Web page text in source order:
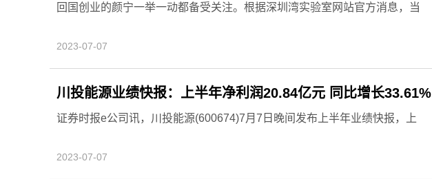
回国创业的颜宁一举一动都备受关注。根据深圳湾实验室网站官方消息，当
2023-07-07
川投能源业绩快报：上半年净利润20.84亿元 同比增长33.61%
证券时报e公司讯，川投能源(600674)7月7日晚间发布上半年业绩快报，上
2023-07-07